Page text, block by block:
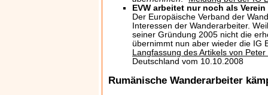
EVW arbeitet nur noch als Verein
Der Europäische Verband der
Interessen der Wanderarbeiter.
seiner Gründung 2005 nicht die
übernimmt nun aber wieder die IG
Langfassung des Artikels von Peter
Deutschland vom 10.10.2008
Rumänische Wanderarbeiter